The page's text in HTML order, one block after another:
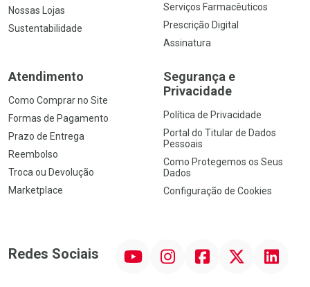
Nossas Lojas
Sustentabilidade
Serviços Farmacêuticos
Prescrição Digital
Assinatura
Atendimento
Como Comprar no Site
Formas de Pagamento
Prazo de Entrega
Reembolso
Troca ou Devolução
Marketplace
Segurança e
Privacidade
Política de Privacidade
Portal do Titular de Dados
Pessoais
Como Protegemos os Seus
Dados
Configuração de Cookies
Redes Sociais InstagramFacebook Linkedin